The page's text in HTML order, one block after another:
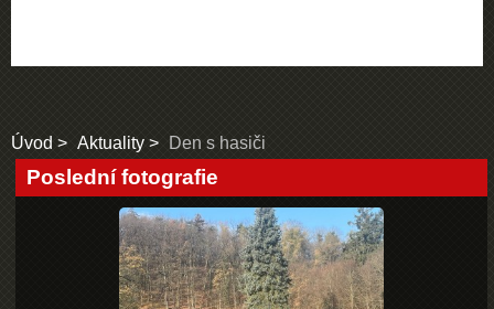
Úvod Aktuality Den s hasiči
Poslední fotografie